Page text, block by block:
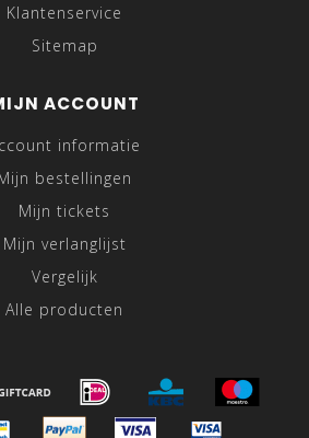
Klantenservice
Sitemap
ACCOUNT
informatie
bestellingen
Mijn tickets
Mijn verlanglijst
Vergelijk
Alle producten